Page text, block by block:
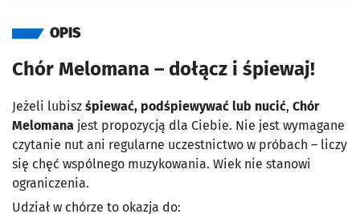
OPIS
Chór Melomana – dołącz i śpiewaj!
Jeżeli lubisz śpiewać, podśpiewywać lub nucić, Chór
Melomana jest propozycją dla Ciebie. Nie jest wymagane
czytanie nut ani regularne uczestnictwo w próbach – liczy
się chęć wspólnego muzykowania. Wiek nie stanowi
ograniczenia.
Udział w chórze to okazja do: